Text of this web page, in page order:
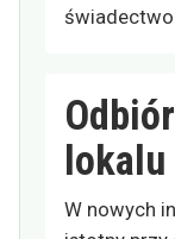
lokalu
W nowych